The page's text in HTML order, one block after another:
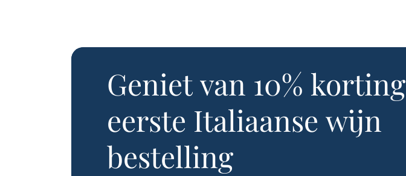
Genietvan 10% korting
eerste Italiaanse wijn
bestelling